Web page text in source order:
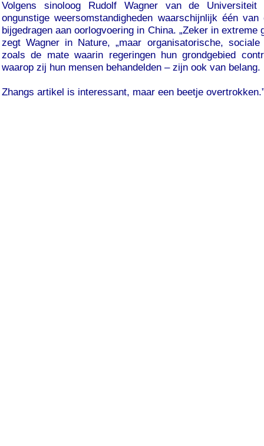
Volgens sinoloog Rudolf Wagner van de Universiteit
ongunstige weersomstandigheden waarschijnlijk één
bijgedragen aan oorlogvoering in China. „Zeker in extreme
zegt Wagner in Nature, „maar organisatorische,
zoals de mate waarin regeringen hun grondgebied
waarop zij hun mensen behandelden – zijn ook van belang.
Zhangs artikel is interessant, maar een beetje